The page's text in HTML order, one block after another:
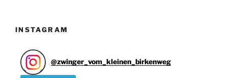
INSTAGRAM
@zwinger_vom_kleinen_birkenweg